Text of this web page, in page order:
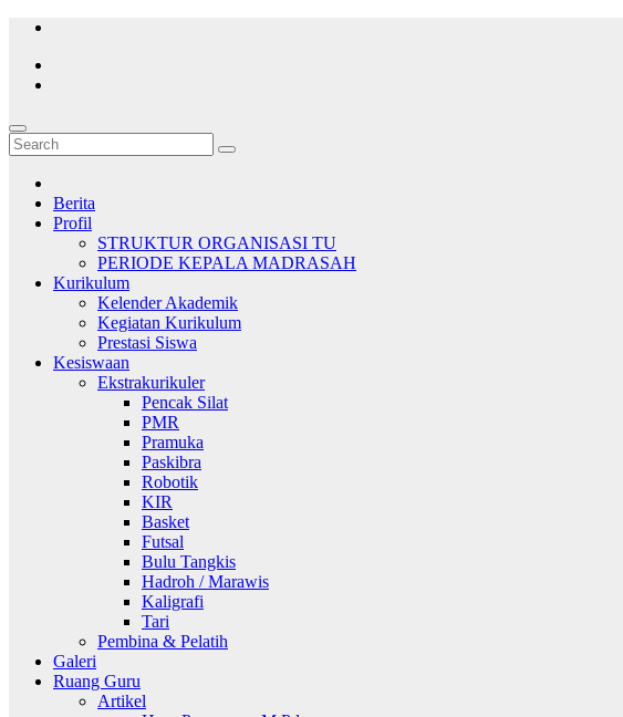
Skip
content
Berita
Profil
STRUKTUR ORGANISASI TU
PERIODE KEPALA MADRASAH
Kurikulum
Kelender Akademik
Kegiatan Kurikulum
Prestasi Siswa
Kesiswaan
Ekstrakurikuler
Pencak Silat
PMR
Pramuka
Paskibra
Robotik
KIR
Basket
Futsal
Bulu Tangkis
Hadroh / Marawis
Kaligrafi
Tari
Pembina & Pelatih
Galeri
Ruang Guru
Artikel